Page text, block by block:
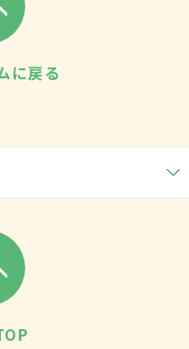
に戻る